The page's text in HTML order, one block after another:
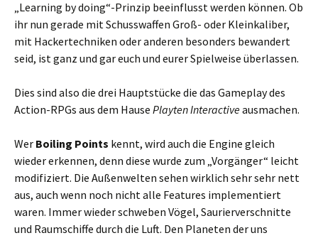
„Learning by doing“-Prinzip beeinflusst werden können. Ob
ihr nun gerade mit Schusswaffen Groß- oder Kleinkaliber,
mit Hackertechniken oder anderen besonders bewandert
seid, ist ganz und gar euch und eurer Spielweise überlassen.
Dies sind also die drei Hauptstücke die das Gameplay des
Action-RPGs aus dem Hause Playten Interactiveausmachen.
Wer Boiling Points kennt, wird auch die Engine gleich
wieder erkennen, denn diese wurde zum „Vorgänger“ leicht
modifiziert. Die Außenwelten sehen wirklich sehr sehr nett
aus, auch wenn noch nicht alle Features implementiert
waren. Immer wieder schweben Vögel, Saurierverschnitte
und Raumschiffe durch die Luft. Den Planeten der uns